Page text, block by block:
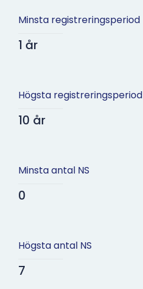
Minsta registreringsperiod
1 år
Högsta registreringsperiod
10 år
Minsta antal NS
0
Högsta antal NS
7